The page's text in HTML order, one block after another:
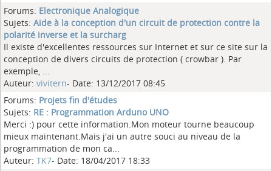
Forums: Electronique Analogique
Sujets: Aide à la conception d'un circuit de protection contre la
polarité inverse et la surcharg
Il existe d'excellentes ressources sur Internet et sur ce site sur la
conception de divers circuits de protection ( crowbar ). Par
exemple, ...
Auteur: vivitern- Date: 13/12/2017 08:45
Forums: Projets fin d'études
Sujets: RE : Programmation Arduno UNO
Merci :) pour cette information.Mon moteur tourne beaucoup
mieux maintenant.Mais j'ai un autre souci au niveau de la
programmation de mon ca...
Auteur: TK7- Date: 18/04/2017 18:33